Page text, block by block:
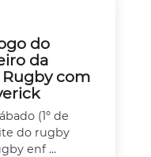
do
da
com
(1º de
do rugby
enf ...